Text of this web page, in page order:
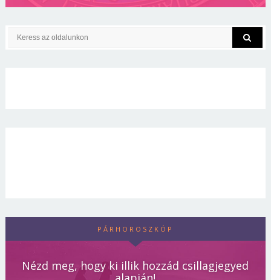
PÁRHOROSZKÓP
Nézd meg, hogy ki illik hozzád csillagjegyed